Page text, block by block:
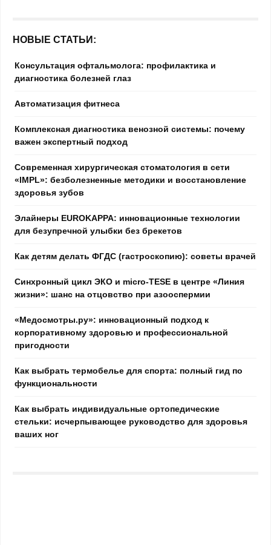
НОВЫЕ СТАТЬИ:
Консультация офтальмолога: профилактика и
диагностика болезней глаз
Автоматизация фитнеса
Комплексная диагностика венозной системы: почему
важен экспертный подход
Современная хирургическая стоматология в сети
«IMPL»: безболезненные методики и восстановление
здоровья зубов
Элайнеры EUROKAPPA: инновационные технологии
для безупречной улыбки без брекетов
Как детям делать ФГДС (гастроскопию): советы врачей
Синхронный цикл ЭКО и micro-TESE в центре «Линия
жизни»: шанс на отцовство при азооспермии
«Медосмотры.ру»: инновационный подход к
корпоративному здоровью и профессиональной
пригодности
Как выбрать термобелье для спорта: полный гид по
функциональности
Как выбрать индивидуальные ортопедические
стельки: исчерпывающее руководство для здоровья
ваших ног